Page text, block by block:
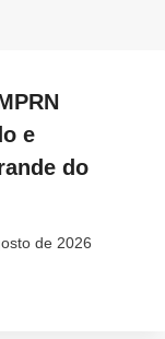
e
do
de 2026